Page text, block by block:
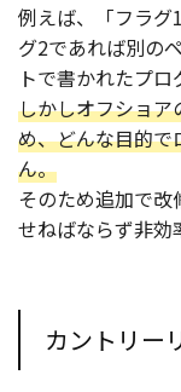
例えば、「フラグ
グ2であれば別の
トで書かれたプロ
しかしオフショア
め、どんな目的で
ん。
そのため追加で
せねばならず非効
カントリー